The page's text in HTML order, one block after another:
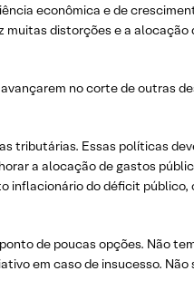
econômica e de
muitas distorções e a alocação
no corte de outras
tributárias. Essas políticas
a alocação de gastos
inflacionário do déficit público,
de poucas opções. Não
em caso de insucesso. Não